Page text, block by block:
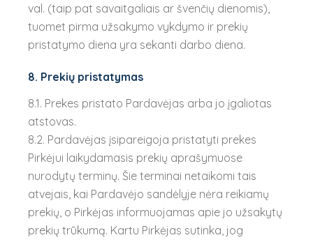
val. (taip pat savaitgaliais ar švenčių dienomis),
tuomet pirma užsakymo vykdymo ir prekių
pristatymo diena yra sekanti darbo diena.
8. Prekių pristatymas
8.1. Prekes pristato Pardavėjas arba jo įgaliotas
atstovas.
8.2. Pardavėjas įsipareigoja pristatyti prekes
Pirkėjui laikydamasis prekių aprašymuose
nurodytų terminų. Šie terminai netaikomi tais
atvejais, kai Pardavėjo sandėlyje nėra reikiamų
prekių, o Pirkėjas informuojamas apie jo užsakytų
prekių trūkumą. Kartu Pirkėjas sutinka, jog